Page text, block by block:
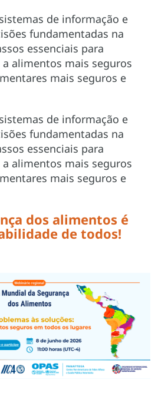
de informação e
fundamentadas na
essenciais para
alimentos mais seguros
mais seguros e
de informação e
fundamentadas na
essenciais para
alimentos mais seguros
mais seguros e
dos alimentos é
de todos!